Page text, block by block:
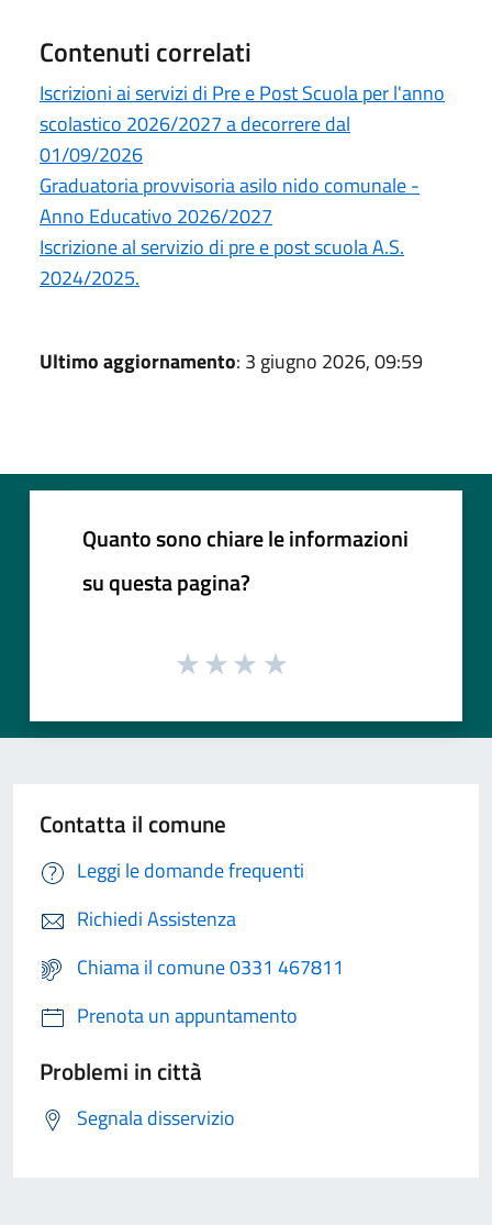
Contenuti correlati
Iscrizioni ai servizi di Pre e Post Scuola per l'anno
scolastico 2026/2027 a decorrere dal
01/09/2026
Graduatoria provvisoria asilo nido comunale -
Anno Educativo 2026/2027
Iscrizione al servizio di pre e post scuola A.S.
2024/2025.
Ultimo aggiornamento: 3 giugno 2026, 09:59
Quanto sono chiare le informazioni
su questa pagina?
Contatta il comune
Leggi le domande frequenti
Richiedi Assistenza
Chiama il comune 0331 467811
Prenota un appuntamento
Problemi in città
Segnala disservizio